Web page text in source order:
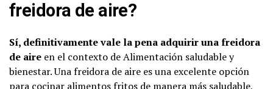
freidora de aire?
Sí, definitivamente vale la pena adquirir una freidora
de aire en el contexto de Alimentación saludable y
bienestar. Una freidora de aire es una excelente opción
para cocinar alimentos fritos de manera más saludable,